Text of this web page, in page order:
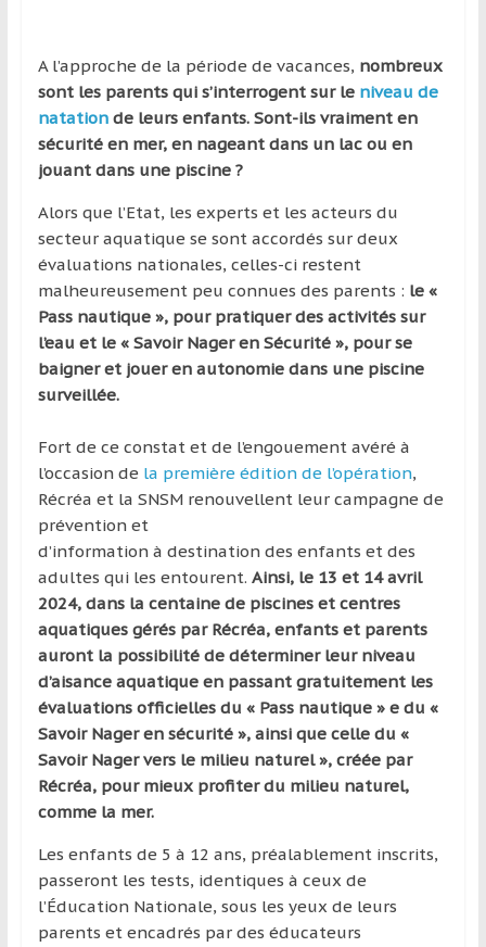
A l’approche de la période de vacances, nombreux
sont les parents qui s’interrogent sur le niveau de
natationde leurs enfants. Sont-ils vraiment en
sécurité en mer, en nageant dans un lac ou en
jouant dans une piscine ?
Alors que l’Etat, les experts et les acteurs du
secteur aquatique se sont accordés sur deux
évaluations nationales, celles-ci restent
malheureusement peu connues des parents : le «
Pass nautique », pour pratiquer des activités sur
l’eau et le « Savoir Nager en Sécurité », pour se
baigner et jouer en autonomie dans une piscine
surveillée.
Fort de ce constat et de l’engouement avéré à
l’occasion de la première édition de l’opération,
Récréa et la SNSM renouvellent leur campagne de
prévention et
d’information à destination des enfants et des
adultes qui les entourent. Ainsi, le 13 et 14 avril
2024, dans la centaine de piscines et centres
aquatiques gérés par Récréa, enfants et parents
auront la possibilité de déterminer leur niveau
d’aisance aquatique en passant gratuitement les
évaluations officielles du « Pass nautique » e du «
Savoir Nager en sécurité », ainsi que celle du «
Savoir Nager vers le milieu naturel », créée par
Récréa, pour mieux profiter du milieu naturel,
comme la mer.
Les enfants de 5 à 12 ans, préalablement inscrits,
passeront les tests, identiques à ceux de
l’Éducation Nationale, sous les yeux de leurs
parents et encadrés par des éducateurs